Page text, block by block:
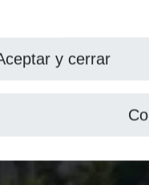
y cerrar